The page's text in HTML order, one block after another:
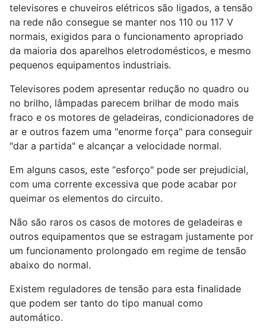
televisores e chuveiros elétricos são ligados, a tensão
na rede não consegue se manter nos 110 ou 117 V
normais, exigidos para o funcionamento apropriado
da maioria dos aparelhos eletrodomésticos, e mesmo
pequenos equipamentos industriais.
Televisores podem apresentar redução no quadro ou
no brilho, lâmpadas parecem brilhar de modo mais
fraco e os motores de geladeiras, condicionadores de
ar e outros fazem uma "enorme força" para conseguir
"dar a partida" e alcançar a velocidade normal.
Em alguns casos, este “esforço" pode ser prejudicial,
com uma corrente excessiva que pode acabar por
queimar os elementos do circuito.
Não são raros os casos de motores de geladeiras e
outros equipamentos que se estragam justamente por
um funcionamento prolongado em regime de tensão
abaixo do normal.
Existem reguladores de tensão para esta finalidade
que podem ser tanto do tipo manual como
automático.